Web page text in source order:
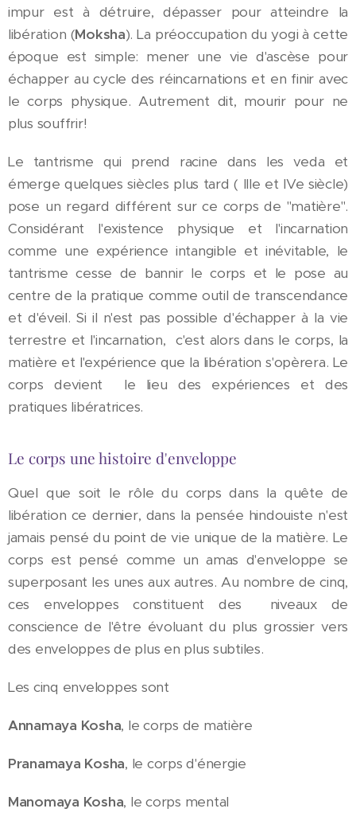
impur est à détruire, dépasser pour atteindre la
libération (Moksha). La préoccupation du yogi à cette
époque est simple: mener une vie d'ascèse pour
échapper au cycle des réincarnations et en finir avec
le corps physique. Autrement dit, mourir pour ne
plus souffrir!
Le tantrisme qui prend racine dans les veda et
émerge quelques siècles plus tard ( IIIe et IVe siècle)
pose un regard différent sur ce corps de "matière".
Considérant l'existence physique et l'incarnation
comme une expérience intangible et inévitable, le
tantrisme cesse de bannir le corps et le pose au
centre de la pratique comme outil de transcendance
et d'éveil. Si il n'est pas possible d'échapper à la vie
terrestre et l'incarnation, c'est alors dans le corps, la
matière et l'expérience que la libération s'opèrera. Le
corps devient le lieu des expériences et des
pratiques libératrices.
Le corps une histoire d'enveloppe
Quel que soit le rôle du corps dans la quête de
libération ce dernier, dans la pensée hindouiste n'est
jamais pensé du point de vie unique de la matière. Le
corps est pensé comme un amas d'enveloppe se
superposant les unes aux autres. Au nombre de cinq,
ces enveloppes constituent des niveaux de
conscience de l'être évoluant du plus grossier vers
des enveloppes de plus en plus subtiles.
Les cinq enveloppes sont
Annamaya Kosha, le corps de matière
Pranamaya Kosha, le corps d'énergie
Manomaya Kosha, le corps mental